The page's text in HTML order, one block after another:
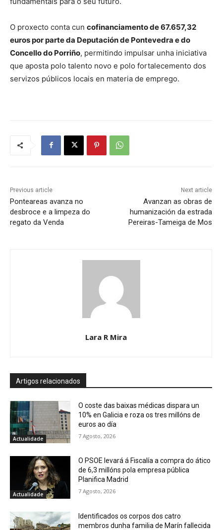
O proxecto conta cun cofinanciamento de 67.657,32
euros por parte da Deputación de Pontevedra e do
Concello do Porriño, permitindo impulsar unha iniciativa
que aposta polo talento novo e polo fortalecemento dos
servizos públicos locais en materia de emprego.
Previous article
Ponteareas avanza no
desbroce e a limpeza do
regato da Venda
Next article
Avanzan as obras de
humanización da estrada
Pereiras-Tameiga de Mos
Lara R Mira
Artigos relacionados
Actualidade
O coste das baixas médicas dispara un
10% en Galicia e roza os tres millóns de
euros ao día
7 Agosto, 2026
Actualidade
O PSOE levará á Fiscalía a compra do ático
de 6,3 millóns pola empresa pública
Planifica Madrid
7 Agosto, 2026
Identificados os corpos dos catro
membros dunha familia de Marín fallecida